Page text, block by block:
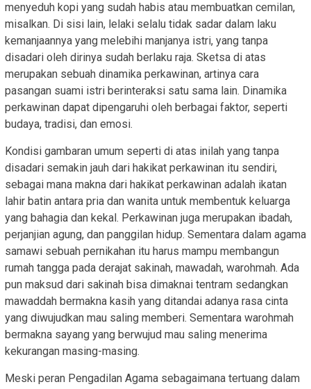
menyeduh kopi yang sudah habis atau membuatkan cemilan,
misalkan. Di sisi lain, lelaki selalu tidak sadar dalam laku
kemanjaannya yang melebihi manjanya istri, yang tanpa
disadari oleh dirinya sudah berlaku raja. Sketsa di atas
merupakan sebuah dinamika perkawinan, artinya cara
pasangan suami istri berinteraksi satu sama lain. Dinamika
perkawinan dapat dipengaruhi oleh berbagai faktor, seperti
budaya, tradisi, dan emosi.
Kondisi gambaran umum seperti di atas inilah yang tanpa
disadari semakin jauh dari hakikat perkawinan itu sendiri,
sebagai mana makna dari hakikat perkawinan adalah ikatan
lahir batin antara pria dan wanita untuk membentuk keluarga
yang bahagia dan kekal. Perkawinan juga merupakan ibadah,
perjanjian agung, dan panggilan hidup. Sementara dalam agama
samawi sebuah pernikahan itu harus mampu membangun
rumah tangga pada derajat sakinah, mawadah, warohmah. Ada
pun maksud dari sakinah bisa dimaknai tentram sedangkan
mawaddah bermakna kasih yang ditandai adanya rasa cinta
yang diwujudkan mau saling memberi. Sementara warohmah
bermakna sayang yang berwujud mau saling menerima
kekurangan masing-masing.
Meski peran Pengadilan Agama sebagaimana tertuang dalam